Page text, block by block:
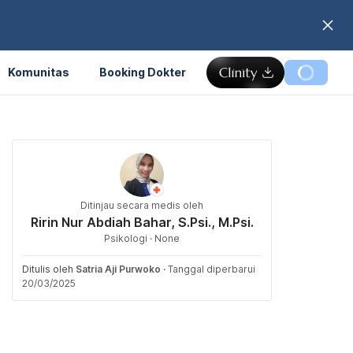
Komunitas Booking Dokter
Ditinjau secara medis oleh
Ririn Nur Abdiah Bahar, S.Psi., M.Psi.
Psikologi · None
Ditulis oleh Satria Aji Purwoko · Tanggal diperbarui
20/03/2025